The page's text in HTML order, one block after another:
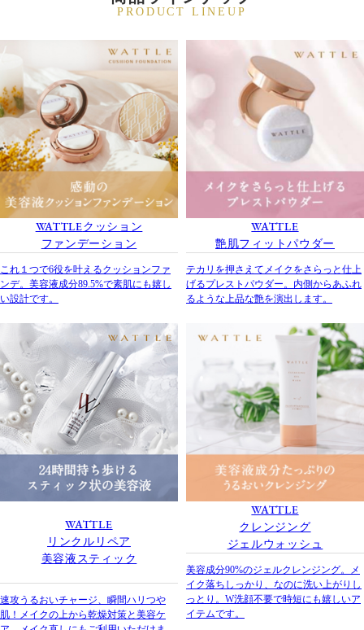
PRODUCT LINEUP
WATTLEクッション
ファンデーション
これ１つで6役を叶えるクッションファ
ンデ。美容液成分89.5%で素肌にも嬉し
い設計です。
WATTLE
艶肌フィットパウダー
テカリを押さえてメイクをさらっと仕上
げるプレストパウダー。内側からあふれ
るような上品な艶を演出します。
WATTLE
リンクルリペア
美容液スティック
速攻うるおいチャージ、瞬間ハリつや
肌！メイクの上から乾燥対策と美容ケ
WATTLE
クレンジング
ジェルウォッシュ
美容成分90%のジェルクレンジング。メ
イク落ちしっかり、なのに洗い上がりし
っとり。W洗顔不要で時短にも嬉しいア
イテムです。